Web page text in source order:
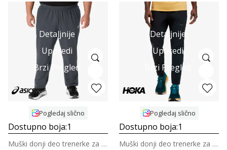
Detaljnije
Uporedi
Brzi Pregled
Pogledaj slično
Dostupno boja:1
Muški donji deo trenerke za trčanje
Detaljnije
Uporedi
Brzi Pregled
Pogledaj slično
Dostupno boja:1
Muški donji deo trenerke za trčanje